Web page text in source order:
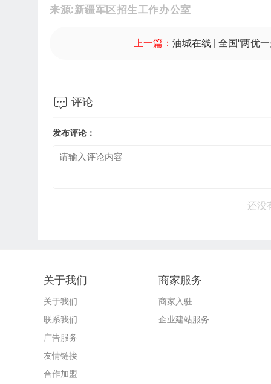
来源:新疆军区招生工作办公室
上一篇： 油城在线 | 全国“两优一
 评论
发布评论：
还没
关于我们
关于我们
联系我们
广告服务
友情链接
合作加盟
商家服务
商家入驻
企业建站服务